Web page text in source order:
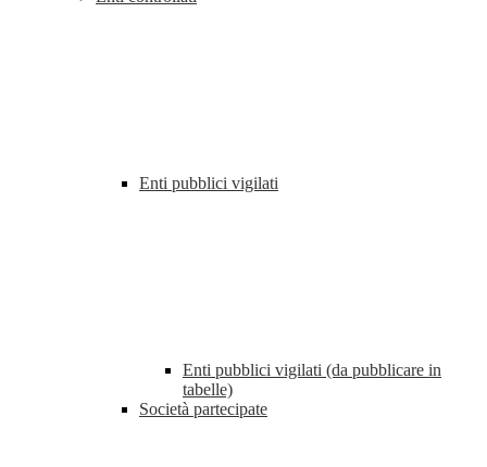
Enti pubblici vigilati
Enti pubblici vigilati (da pubblicare in
tabelle)
Società partecipate